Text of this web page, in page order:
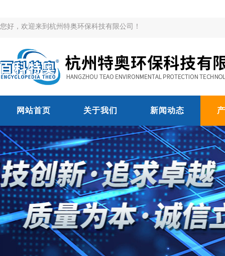
您好，欢迎来到杭州特奥环保科技有限公司！
网站首页 关于我们 新闻动态